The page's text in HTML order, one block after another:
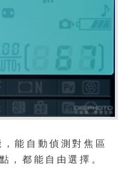
能自動偵測對焦區
，都能自由選擇。